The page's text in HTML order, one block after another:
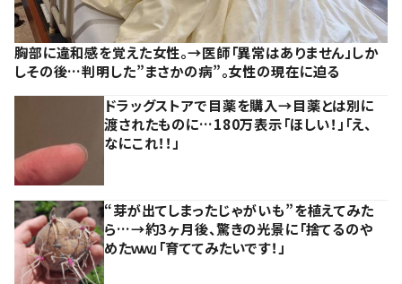
胸部に違和感を覚えた女性。→医師「異常はありません」しか
しその後…判明した”まさかの病”。女性の現在に迫る
ドラッグストアで目薬を購入→目薬とは別に
渡されたものに…180万表示「ほしい！」「え、
なにこれ！！」
“芽が出てしまったじゃがいも”を植えてみた
ら…→約3ヶ月後、驚きの光景に「捨てるのや
めたｗｗ」「育ててみたいです！」